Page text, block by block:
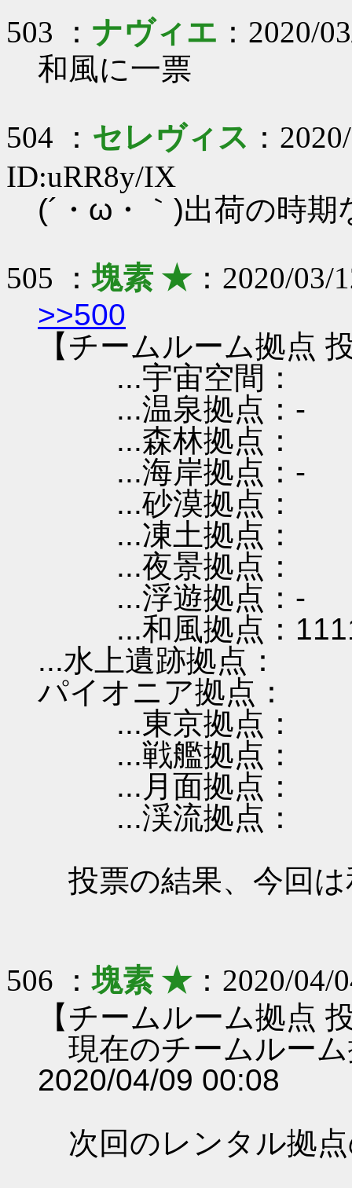
503 ： ナヴィエ ：2020/
和風に一票
504 ： セレヴィス ：
ID:uRR8y/IX
(´・ω・｀)出荷の時
505 ：塊素 ★：2020/03/
>>500
【チームルーム拠点
...宇宙空間：
...温泉拠点：-
...森林拠点：
...海岸拠点：-
...砂漠拠点：
...凍土拠点：
...夜景拠点：
...浮遊拠点：-
...和風拠点：
...水上遺跡拠点：
パイオニア拠点：
...東京拠点：
...戦艦拠点：
...月面拠点：
...渓流拠点：
投票の結果、今回
506 ：塊素 ★：2020/04/
【チームルーム拠点
現在のチームルー
2020/04/09 00:08
次回のレンタル拠